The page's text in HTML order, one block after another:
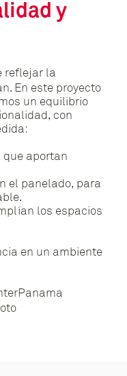
y
reflejar la
En este proyecto
un equilibrio
con
aportan
el panelado, para
los espacios
en un ambiente